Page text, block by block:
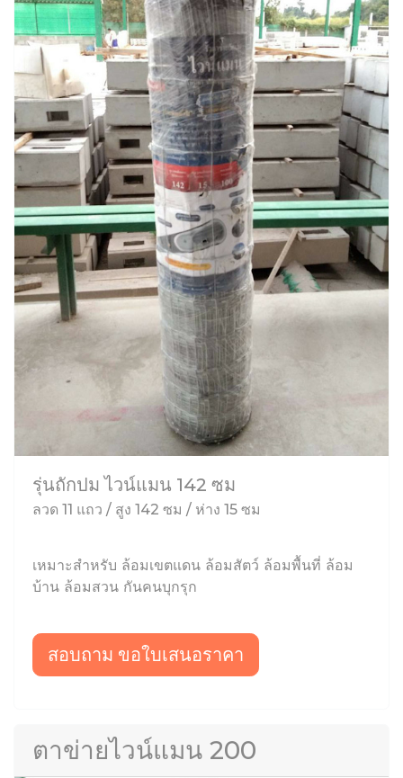
รุ่นถักปม ไวน์แมน 142 ซม
ลวด 11 แถว / สูง 142 ซม / ห่าง 15 ซม
เหมาะสำหรับ ล้อมเขตแดน ล้อมสัตว์ ล้อมพื้นที่ ล้อม
บ้าน ล้อมสวน กันคนบุกรุก
สอบถาม ขอใบเสนอราคา
ตาข่ายไวน์แมน 200